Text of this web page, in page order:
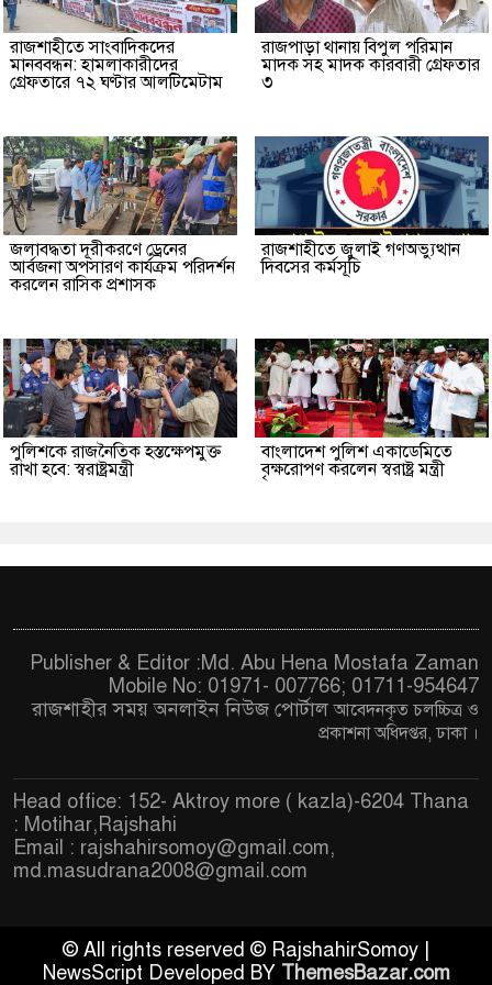
রাজশাহীতে সাংবাদিকদের
মানববন্ধন: হামলাকারীদের
গ্রেফতারে ৭২ ঘণ্টার আলটিমেটাম
রাজপাড়া থানায় বিপুল পরিমান
মাদক সহ মাদক কারবারী গ্রেফতার
৩
জলাবদ্ধতা দূরীকরণে ড্রেনের
আর্বজনা অপসারণ কার্যক্রম পরিদর্শন
করলেন রাসিক প্রশাসক
রাজশাহীতে জুলাই গণঅভ্যুত্থান
দিবসের কর্মসূচি
পুলিশকে রাজনৈতিক হস্তক্ষেপমুক্ত
রাখা হবে: স্বরাষ্ট্রমন্ত্রী
বাংলাদেশ পুলিশ একাডেমিতে
বৃক্ষরোপণ করলেন স্বরাষ্ট্র মন্ত্রী
Publisher & Editor :Md. Abu Hena Mostafa Zaman
Mobile No: 01971- 007766; 01711-954647
রাজশাহীর সময় অনলাইন নিউজ পোর্টালআবেদনকৃত চলচ্চিত্র ও
প্রকাশনা অধিদপ্তর, ঢাকা ।
Head office: 152- Aktroy more ( kazla)-6204 Thana
: Motihar,Rajshahi
Email : rajshahirsomoy@gmail.com,
md.masudrana2008@gmail.com
© All rights reserved © RajshahirSomoy |
NewsScript Developed BY ThemesBazar.com